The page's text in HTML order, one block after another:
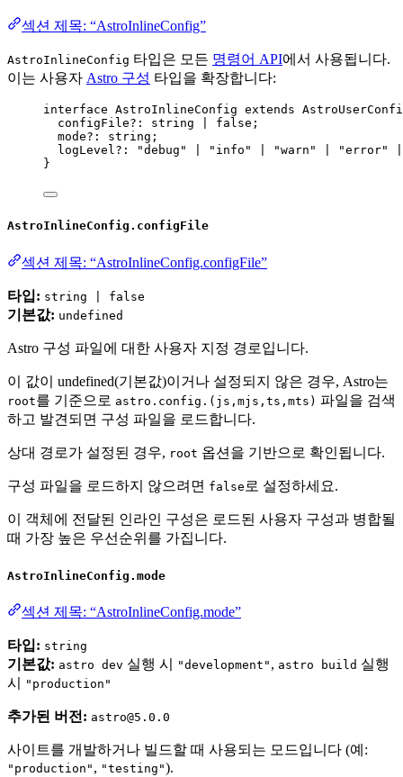
섹션 제목: “AstroInlineConfig”
AstroInlineConfig 타입은 모든 명령어 API에서 사용됩니다.
이는 사용자 Astro 구성 타입을 확장합니다:
interface AstroInlineConfig extends
configFile?: string false ;
mode?: string ;
logLevel?: "debug " " info " "warn " "error"
}
AstroInlineConfig.configFile
섹션 제목: “AstroInlineConfig.configFile”
타입: string | false
기본값: undefined
Astro 구성 파일에 대한 사용자 지정 경로입니다.
이 값이 undefined(기본값)이거나 설정되지 않은 경우, Astro는
root를 기준으로 astro.config.(js,mjs,ts,mts) 파일을 검색
하고 발견되면 구성 파일을 로드합니다.
상대 경로가 설정된 경우, root 옵션을 기반으로 확인됩니다.
구성 파일을 로드하지 않으려면 false 로 설정하세요.
이 객체에 전달된 인라인 구성은 로드된 사용자 구성과 병합될
때 가장 높은 우선순위를 가집니다.
AstroInlineConfig.mode
섹션 제목: “AstroInlineConfig.mode”
타입: string
기본값: astro dev 실행 시 "development" , astro build 실행
시
"production"
추가된 버전: astro@5.0.0
사이트를 개발하거나 빌드할 때 사용되는 모드입니다 (예:
"production" , "testing").